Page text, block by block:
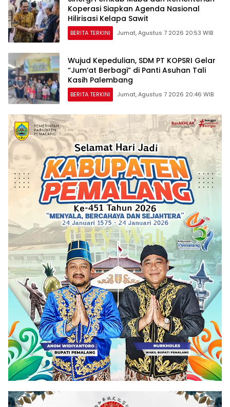
Koperasi Siapkan Agenda Nasional
Hilirisasi Kelapa Sawit
BERITA TERKINI Jumat, Agustus 7 2026 20:53 WIB
Wujud Kepedulian, SDM PT KOPSRI Gelar
“Jum’at Berbagi” di Panti Asuhan Tali
Kasih Palembang
BERITA TERKINI Jumat, Agustus 7 2026 20:46 WIB